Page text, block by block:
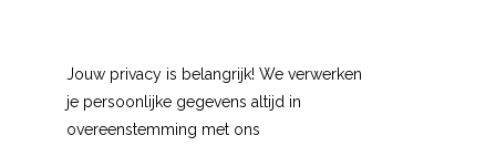
Jouw privacy is belangrijk! We verwerken
je persoonlijke gegevens altijd in
overeenstemming met ons